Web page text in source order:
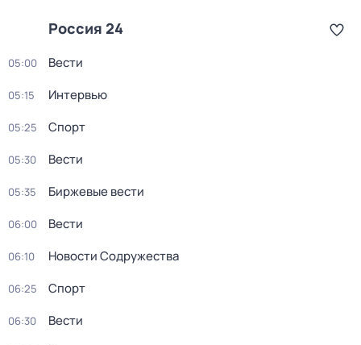
Россия 24
05:00 Вести
05:15 Интервью
05:25 Спорт
05:30 Вести
05:35 Биржевые вести
06:00 Вести
06:10 Новости Содружества
06:25 Спорт
06:30 Вести